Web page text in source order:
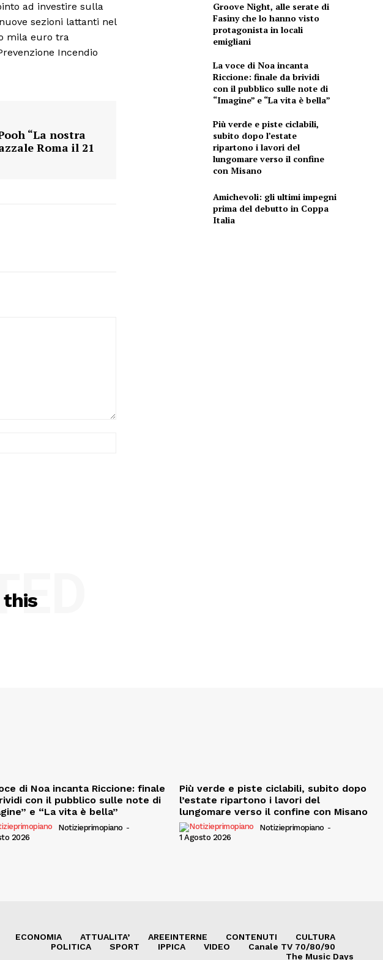
ad investire sulla
sezioni lattanti nel
mila euro tra
Incendio
“La nostra
Roma il 21
Groove Night, alle serate di
Fasiny che lo hanno visto
protagonista in locali
emigliani
La voce di Noa incanta
Riccione: finale da brividi
con il pubblico sulle note di
“Imagine” e “La vita è bella”
Più verde e piste ciclabili,
subito dopo l’estate
ripartono i lavori del
lungomare verso il confine
con Misano
Amichevoli: gli ultimi impegni
prima del debutto in Coppa
Italia
this
di Noa incanta Riccione: finale
con il pubblico sulle note di
e “La vita è bella”
Notizieprimopiano -
2026
Più verde e piste ciclabili, subito dopo
l’estate ripartono i lavori del
lungomare verso il confine con Misano
Notizieprimopiano -
1 Agosto 2026
ECONOMIA ATTUALITA’ AREEINTERNE CONTENUTI
CULTURA
POLITICA
SPORT IPPICA VIDEO
Canale TV 70/80/90
The Music Days